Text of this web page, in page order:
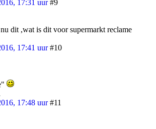
17:31 uur #9
dit ,wat is dit voor supermarkt reclame
17:41 uur #10
17:48 uur #11